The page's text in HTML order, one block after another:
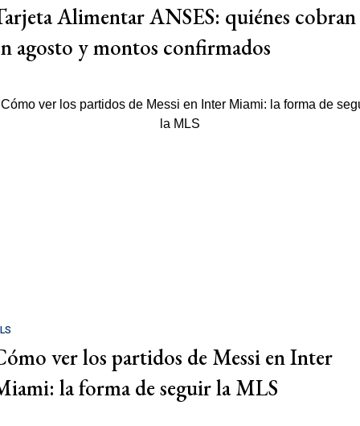
Alimentar ANSES: quiénes cobran
agosto y montos confirmados
ver los partidos de Messi en Inter
la forma de seguir la MLS